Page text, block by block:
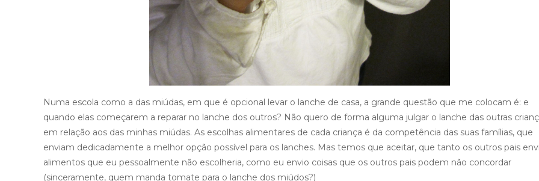
Numa escola como a das miúdas, em que é opcional levar o lanche de casa, a grande questão que me colocam é: e
quando elas começarem a reparar no lanche dos outros? Não quero de forma alguma julgar o lanche das outras
em relação aos das minhas miúdas. As escolhas alimentares de cada criança é da competência das suas famílias, que
enviam dedicadamente a melhor opção possível para os lanches. Mas temos que aceitar, que tanto os outros pais
alimentos que eu pessoalmente não escolheria, como eu envio coisas que os outros pais podem não concordar
(sinceramente, quem manda tomate para o lanche dos miúdos?)